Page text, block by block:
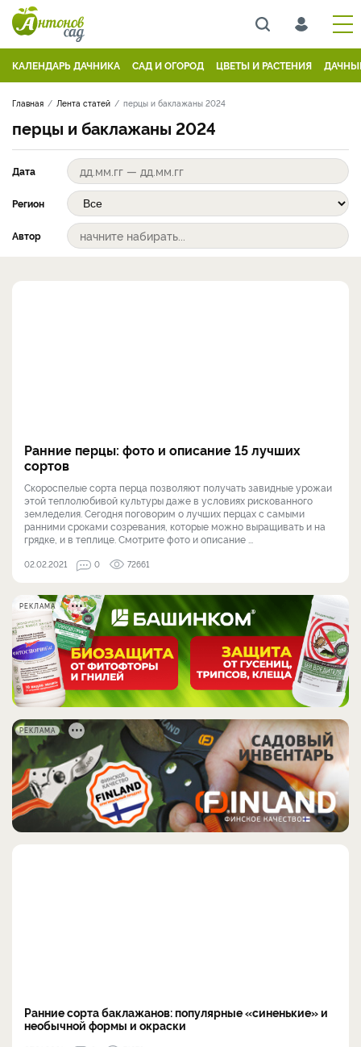
КАЛЕНДАРЬ ДАЧНИКА САД И ОГОРОД ЦВЕТЫ И РАСТЕНИЯ
Главная Лента статей перцы и баклажаны 2024
перцы и баклажаны 2024
Дата
Регион
Автор
Ранние перцы: фото и описание 15 лучших
сортов
Скороспелые сорта перца позволяют получать завидные урожаи
этой теплолюбивой культуры даже в условиях рискованного
земледелия. Сегодня поговорим о лучших перцах с самыми
ранними сроками созревания, которые можно выращивать и на
грядке, и в теплице. Смотрите фото и описание ...
02.02.2021 0 72661
РЕКЛАМА
РЕКЛАМА
Ранние сорта баклажанов: популярные «синенькие» и
необычной формы и окраски